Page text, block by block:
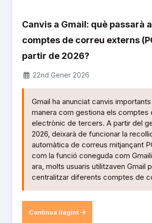
Canvis a Gmail: què passarà
comptes de correu externs
partir de 2026?
22nd Gener 2026
Gmail ha anunciat canvis importants
manera com gestiona els comptes
electrònic de tercers. A partir del
2026, deixarà de funcionar la
automàtica de correus mitjançant
com la funció coneguda com
ara, molts usuaris utilitzaven Gmail
centralitzar diferents comptes de
Continua llegint